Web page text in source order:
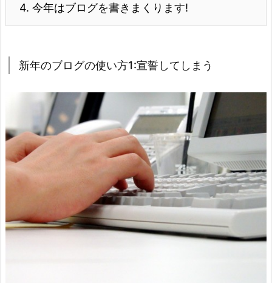
4. 今年はブログを書きまくります!
新年のブログの使い方1:宣誓してしまう